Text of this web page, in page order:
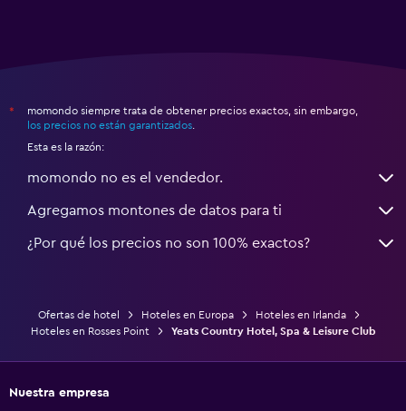
*
momondo siempre trata de obtener precios exactos, sin embargo,
los precios no están garantizados
Esta es la razón:
momondo no es el vendedor.
Agregamos montones de datos para ti
¿Por qué los precios no son 100% exactos?
Ofertas de hotel Hoteles en Europa
Hoteles en Irlanda
Hoteles en Rosses Point
Yeats Country Hotel, Spa & Leisure Club
Nuestra empresa